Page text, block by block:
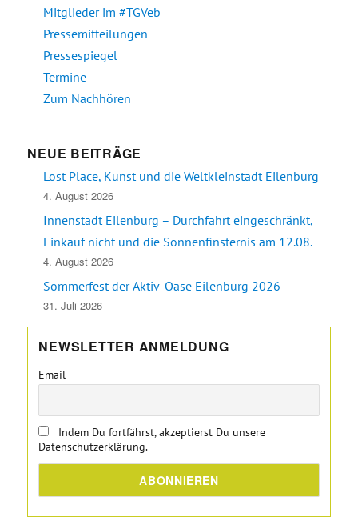
Mitglieder im #TGVeb
Pressemitteilungen
Pressespiegel
Termine
Zum Nachhören
NEUE BEITRÄGE
Lost Place, Kunst und die Weltkleinstadt Eilenburg
4. August 2026
Innenstadt Eilenburg – Durchfahrt eingeschränkt,
Einkauf nicht und die Sonnenfinsternis am 12.08.
4. August 2026
Sommerfest der Aktiv-Oase Eilenburg 2026
31. Juli 2026
NEWSLETTER ANMELDUNG
Email
Indem Du fortfährst, akzeptierst Du unsere
Datenschutzerklärung.